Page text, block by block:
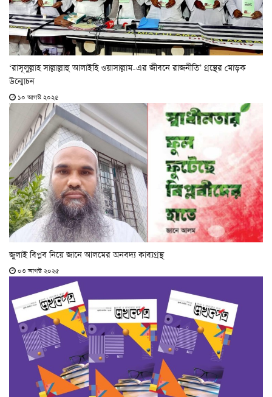
‘রাসূলুল্লাহ সাল্লাল্লাহু আলাইহি ওয়াসাল্লাম-এর জীবনে রাজনীতি’ গ্রন্থের মোড়ক
উন্মোচন
১০ আগস্ট ২০২৫
জুলাই বিপ্লব নিয়ে জানে আলমের অনবদ্য কাব্যগ্রন্থ
০৩ আগস্ট ২০২৫